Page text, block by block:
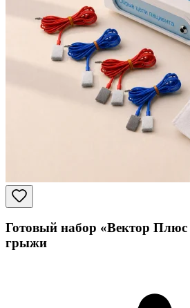
Готовый набор «Вектор
грыжи